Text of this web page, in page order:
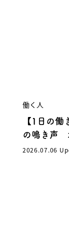
働く人
【1日の
の鳴き声
2026.07.06